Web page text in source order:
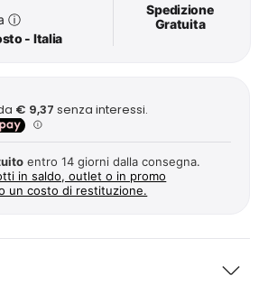
ⓘ
- Italia
Spedizione
Gratuita
entro 14 giorni dalla consegna.
in saldo, outlet o in promo
un costo di restituzione.